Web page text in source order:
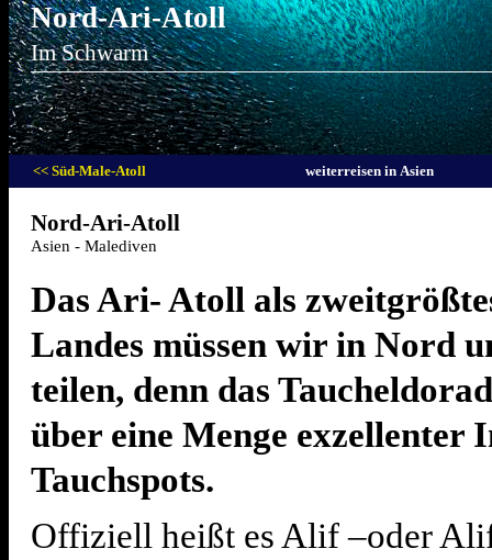
Nord-Ari-Atoll
Im Schwarm
<< Süd-Male-Atoll weiterreisen in Asien
Nord-Ari-Atoll
Asien - Malediven
Das Ari- Atoll als
Landes müssen wir in Nord
teilen, denn das
über eine Menge exzellenter
Tauchspots.
Offiziell heißt es Alif –oder